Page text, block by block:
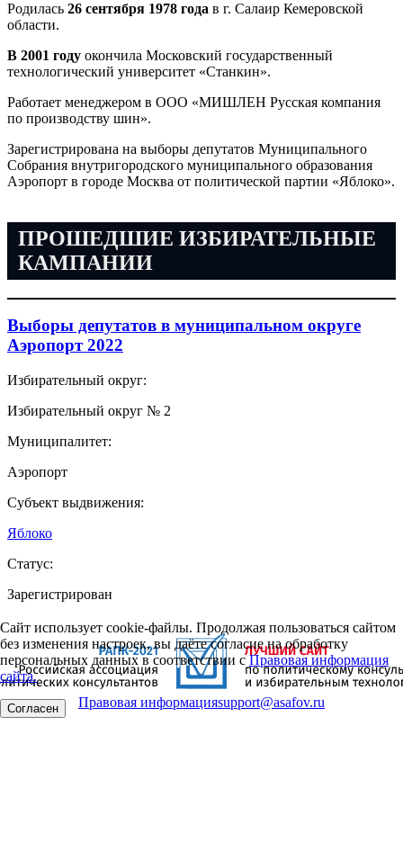
Родилась 26 сентября 1978 года в г. Салаир Кемеровской
области.
В 2001 году окончила Московский государственный
технологический университет «Станкин».
Работает менеджером в ООО «МИШЛЕН Русская компания
по производству шин».
Зарегистрирована на выборы депутатов Муниципального
Собрания внутригородского муниципального образования
Аэропорт в городе Москва от политической партии «Яблоко».
ПРОШЕДШИЕ ИЗБИРАТЕЛЬНЫЕ
КАМПАНИИ
Выборы депутатов в муниципальном округе
Аэропорт 2022
Избирательный округ:
Избирательный округ № 2
Муниципалитет:
Аэропорт
Субъект выдвижения:
Яблоко
Статус:
Зарегистрирован
Сайт использует cookie-файлы. Продолжая пользоваться сайтом
без изменения настроек, вы даёте согласие на обработку
персональных данных в соответствии сПравовая информация
сайта.
Согласен Правовая информацияsupport@asafov.ru